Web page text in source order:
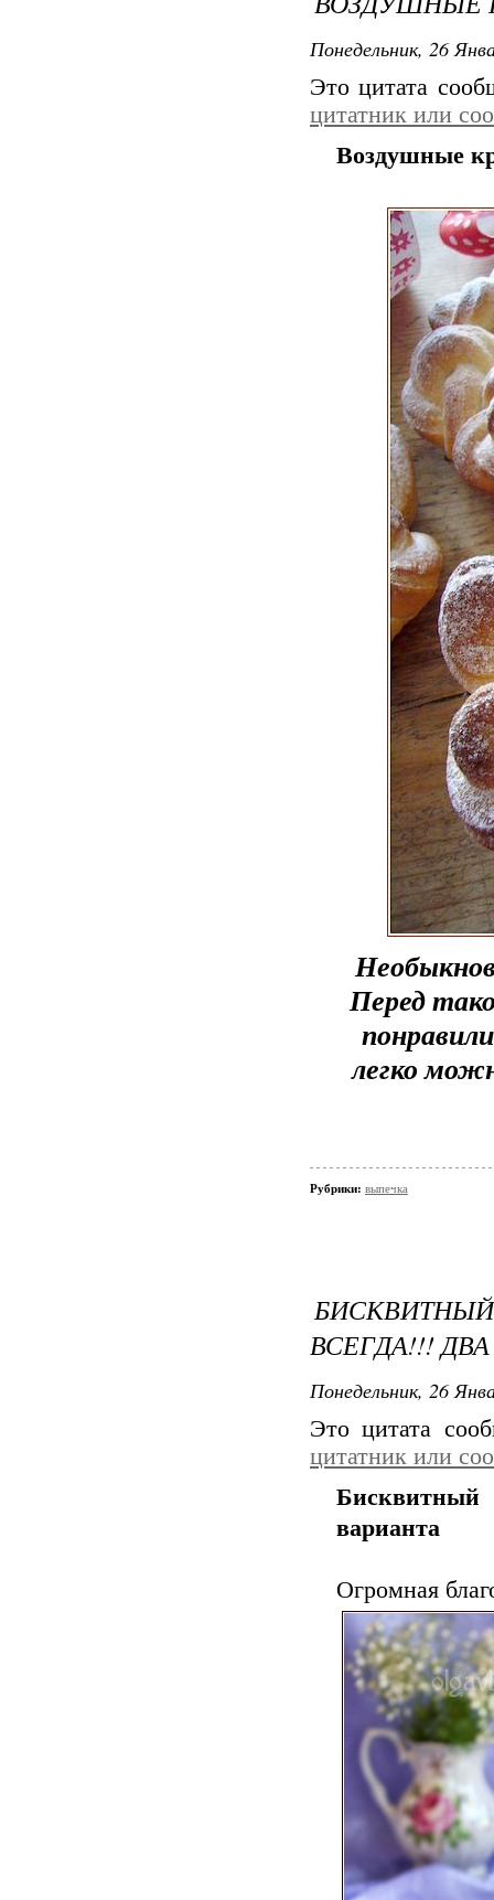
Понедельник, 26
Это цитата
цитатник или
Воздушные
Перед
легко
Рубрики: выпечка
ВСЕГДА!!! ДВА
Понедельник, 26
Это цитата
цитатник или
Бисквитный
варианта
Огромная